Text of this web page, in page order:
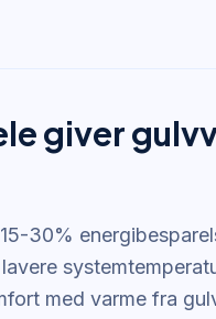
giver
30%
med varme fra